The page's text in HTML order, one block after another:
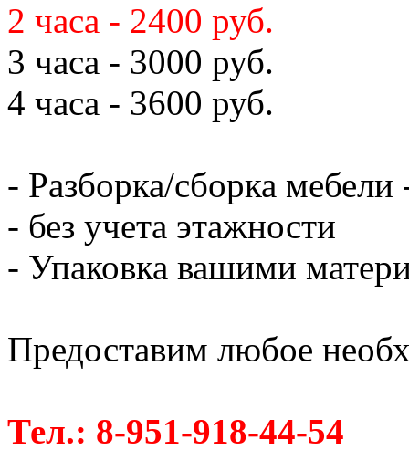
2 часа - 2400 руб.
3 часа - 3000 руб.
4 часа - 3600 руб.
- Разборка/сборка мебели
- без учета этажности
- Упаковка вашими
Предоставим любое
Тел.: 8-951-918-44-54